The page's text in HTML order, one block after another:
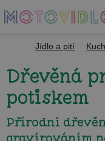
Jídlo a pití
Dřevěná
potiskem
Přírodní